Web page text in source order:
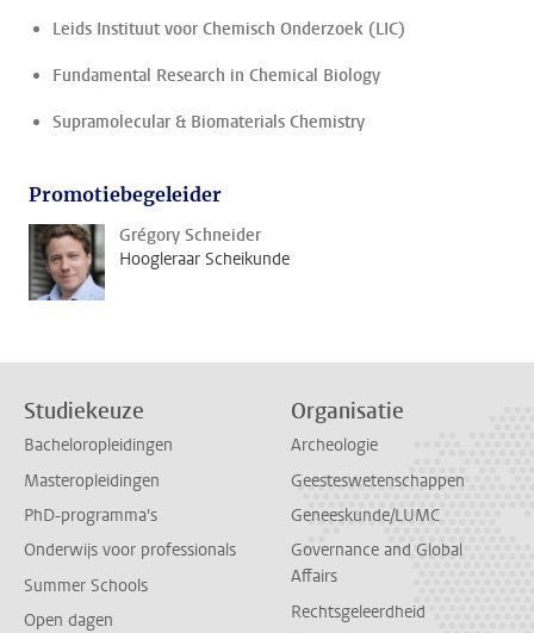
Leids Instituut voor Chemisch Onderzoek (LIC)
Fundamental Research in Chemical Biology
Supramolecular & Biomaterials Chemistry
Promotiebegeleider
Grégory Schneider
Hoogleraar Scheikunde
Studiekeuze
Bacheloropleidingen
Masteropleidingen
PhD-programma's
Onderwijs voor professionals
Summer Schools
Open dagen
Organisatie
Archeologie
Geesteswetenschappen
Geneeskunde/LUMC
Governance and Global
Affairs
Rechtsgeleerdheid